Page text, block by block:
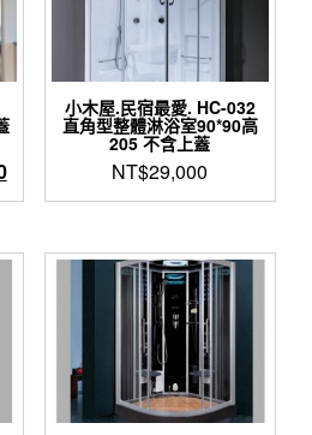
目
前
格：
NT$29,900。
小木屋.民宿最愛. HC-032
直角型整體淋浴室90*90高
205 不含上蓋
NT$29,000